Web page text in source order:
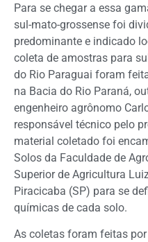
Para se chegar a essa
sul-mato-grossense foi
predominante e indicado
coleta de amostras para
do Rio Paraguai foram
na Bacia do Rio Paraná,
engenheiro agrônomo
responsável técnico pelo
material coletado foi
Solos da Faculdade de
Superior de Agricultura
Piracicaba (SP) para se
químicas de cada solo.
As coletas foram feitas